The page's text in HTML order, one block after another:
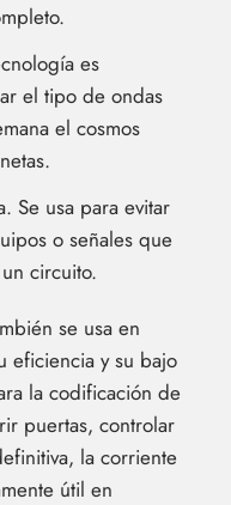
es
el tipo de ondas
el cosmos
Se usa para evitar
o señales que
circuito.
se usa en
eficiencia y su bajo
la codificación de
puertas, controlar
la corriente
útil en